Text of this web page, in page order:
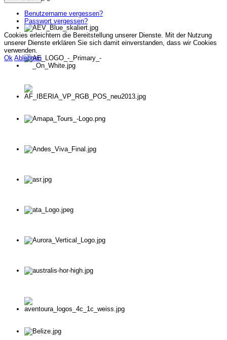
Benutzername vergessen?
Passwort vergessen?
Cookies erleichtern die Bereitstellung unserer Dienste. Mit der Nutzung
unserer Dienste erklären Sie sich damit einverstanden, dass wir Cookies
verwenden.
Ok Ablehnen